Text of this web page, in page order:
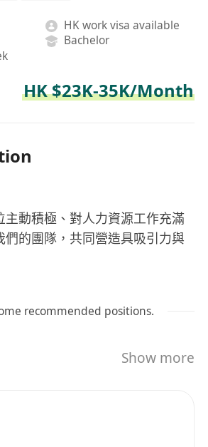
HK work visa available
Bachelor
HK $23K-35K/Month
主動積極、對人力資源工作充滿
們的團隊，共同營造具吸引力與
。該職位將賦予全方位實務經
策規劃、流程優化，以至員工
符合公司發展目標的人力資源體
程，及薪酬福利、獎金激勵制度
recommended positions.
Show more